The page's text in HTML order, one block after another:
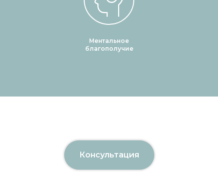
Ментальное
благополучие
Консультация